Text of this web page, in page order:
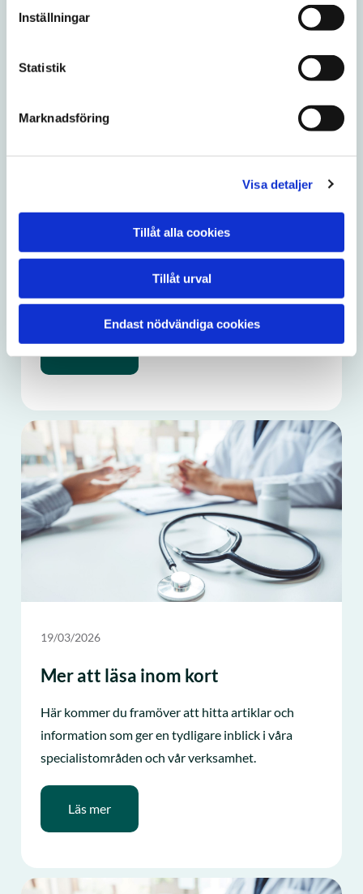
Inställningar
Statistik
Marknadsföring
Visa detaljer
Tillåt alla cookies
Tillåt urval
Endast nödvändiga cookies
Mer att läsa inom kort
Här kommer du framöver att hitta artiklar och
information som ger en tydligare inblick i våra
specialistområden och vår verksamhet.
19/03/2026
Mer att läsa inom kort
Här kommer du framöver att hitta artiklar och
information som ger en tydligare inblick i våra
specialistområden och vår verksamhet.
Läs mer